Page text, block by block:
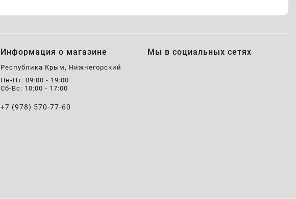
Информация о магазине
Республика Крым, Нижнегорский
Пн-Пт: 09:00 - 19:00
Сб-Вс: 10:00 - 17:00
+7 (978) 570-77-60
Мы в социальных сетях